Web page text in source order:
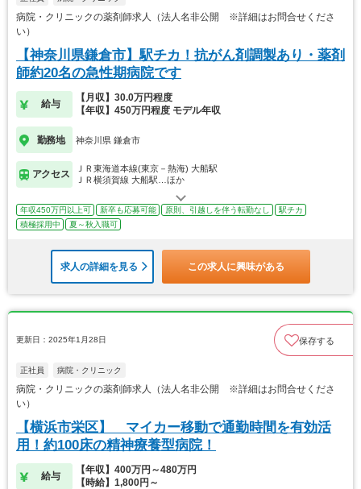
病院・クリニックの薬剤師求人（法人名非公開 ※詳細はお問合せくださ
い）
【神奈川県鎌倉市】駅チカ！抗がん剤調製あり・薬剤
師約20名の急性期病院です
給与
【月収】30.0万円程度
【年収】450万円程度 モデル年収
勤務地 神奈川県 鎌倉市
アクセス
ＪＲ東海道本線(東京－熱海) 大船駅
ＪＲ横須賀線 大船駅…ほか
年収450万円以上可 新卒も応募可能 原則、引越しを伴う転勤なし
駅チカ
積極採用中
夏～秋入職可
求人の詳細を見る この求人に興味がある
更新日：2025年1月28日 保存する
正社員 病院・クリニック
病院・クリニックの薬剤師求人（法人名非公開 ※詳細はお問合せくださ
い）
【横浜市栄区】 マイカー移動で通勤時間を有効活
用！約100床の精神療養型病院！
給与
【年収】400万円～480万円
【時給】1,800円～